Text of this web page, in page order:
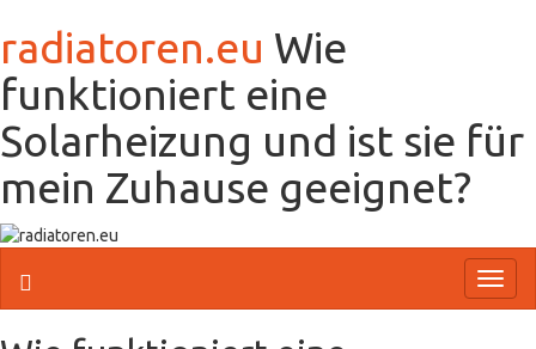
radiatoren.eu Wie
funktioniert eine
Solarheizung und ist sie für
mein Zuhause geeignet?